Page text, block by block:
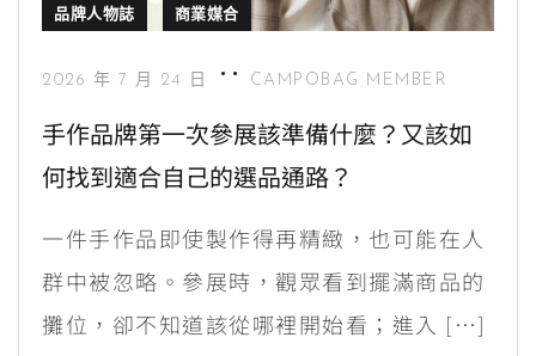
品牌人物誌 商業媒合
2026 年 7 月 24 日 CAMPOBAG MEMBER
手作品牌第一次參展該準備什麼？又該如
何找到適合自己的選品通路？
一件手作品即使製作得再精緻，也可能在人
群中被忽略。參展時，觀眾看到擺滿商品的
攤位，卻不知道該從哪裡開始看；進入 […]